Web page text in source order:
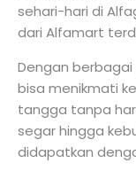
sehari-hari di
dari Alfamart
Dengan berbagai
bisa menikmati
tangga tanpa
segar hingga
didapatkan